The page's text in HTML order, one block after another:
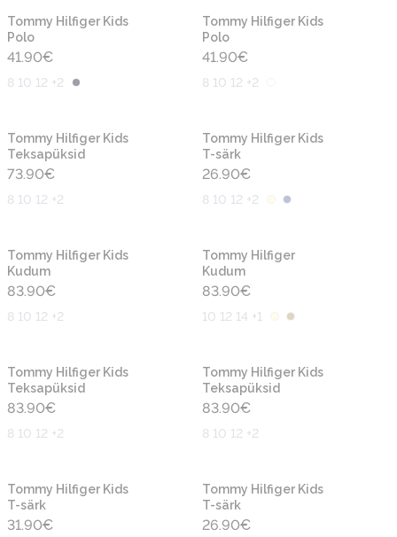
Tommy Hilfiger Kids
Polo
41.90€
8 10 12 +2
Tommy Hilfiger Kids
Polo
41.90€
8 10 12 +2
Tommy Hilfiger Kids
Teksapüksid
73.90€
8 10 12 +2
Tommy Hilfiger Kids
T-särk
26.90€
8 10 12 +2
Tommy Hilfiger Kids
Kudum
83.90€
8 10 12 +2
Tommy Hilfiger
Kudum
83.90€
10 12 14 +1
Tommy Hilfiger Kids
Teksapüksid
83.90€
8 10 12 +2
Tommy Hilfiger Kids
Teksapüksid
83.90€
8 10 12 +2
Tommy Hilfiger Kids
T-särk
31.90€
Tommy Hilfiger Kids
T-särk
26.90€